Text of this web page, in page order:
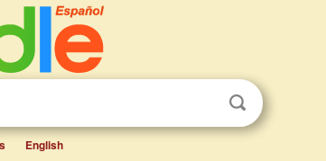
English